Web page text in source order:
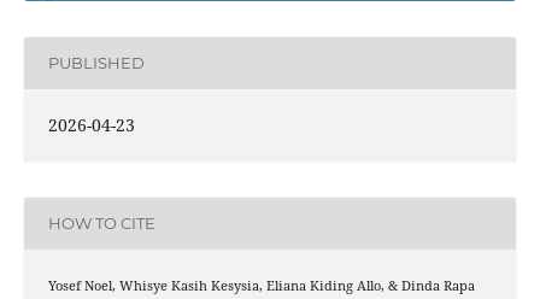
PUBLISHED
2026-04-23
HOW TO CITE
Yosef Noel, Whisye Kasih Kesysia, Eliana Kiding Allo, & Dinda Rapa